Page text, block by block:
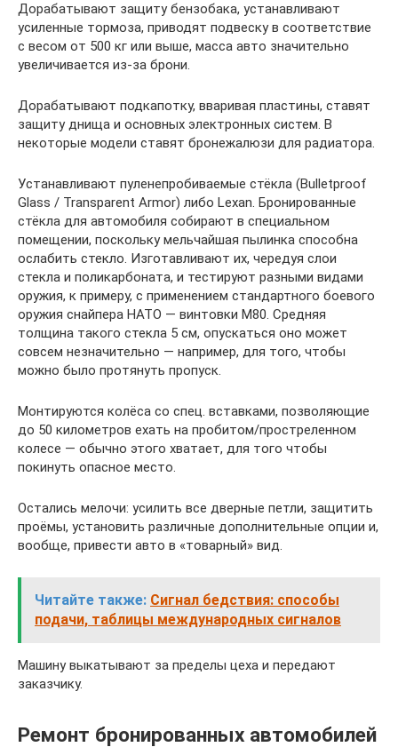
Дорабатывают защиту бензобака, устанавливают
усиленные тормоза, приводят подвеску в соответствие
с весом от 500 кг или выше, масса авто значительно
увеличивается из-за брони.
Дорабатывают подкапотку, вваривая пластины, ставят
защиту днища и основных электронных систем. В
некоторые модели ставят бронежалюзи для радиатора.
Устанавливают пуленепробиваемые стёкла (Bulletproof
Glass / Transparent Armor) либо Lexan. Бронированные
стёкла для автомобиля собирают в специальном
помещении, поскольку мельчайшая пылинка способна
ослабить стекло. Изготавливают их, чередуя слои
стекла и поликарбоната, и тестируют разными видами
оружия, к примеру, с применением стандартного боевого
оружия снайпера НАТО — винтовки М80. Средняя
толщина такого стекла 5 см, опускаться оно может
совсем незначительно — например, для того, чтобы
можно было протянуть пропуск.
Монтируются колёса со спец. вставками, позволяющие
до 50 километров ехать на пробитом/простреленном
колесе — обычно этого хватает, для того чтобы
покинуть опасное место.
Остались мелочи: усилить все дверные петли, защитить
проёмы, установить различные дополнительные опции и,
вообще, привести авто в «товарный» вид.
Читайте также: Сигнал бедствия: способы
подачи, таблицы международных сигналов
Машину выкатывают за пределы цеха и передают
заказчику.
Ремонт бронированных автомобилей